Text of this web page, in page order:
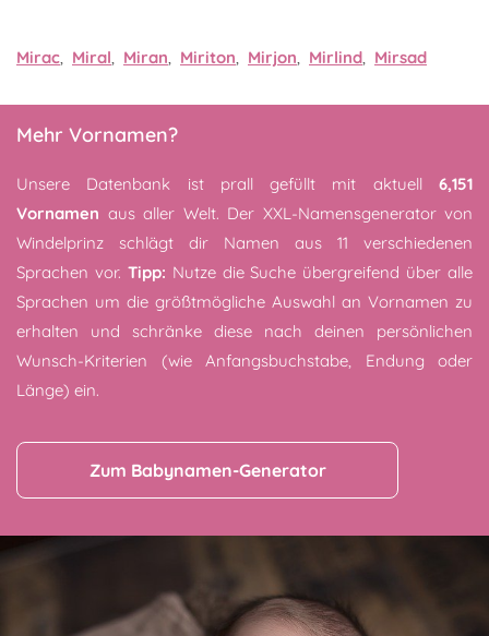
Mirac, Miral, Miran, Miriton, Mirjon, Mirlind, Mirsad
Mehr Vornamen?
Unsere Datenbank ist prall gefüllt mit aktuell 6,151
Vornamen aus aller Welt. Der XXL-Namensgenerator von
Windelprinz schlägt dir Namen aus 11 verschiedenen
Sprachen vor. Tipp: Nutze die Suche übergreifend über alle
Sprachen um die größtmögliche Auswahl an Vornamen zu
erhalten und schränke diese nach deinen persönlichen
Wunsch-Kriterien (wie Anfangsbuchstabe, Endung oder
Länge) ein.
Zum Babynamen-Generator